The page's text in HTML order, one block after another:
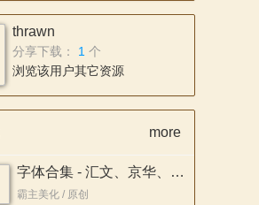
thrawn
分享下载： 1 个
浏览该用户其它资源
more
字体合集 - 汇文、京华、朝华、霞鹜、华米OV荣、更纱、思源等系列
霸主美化 / 原创